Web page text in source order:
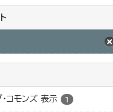
・コモンズ 表示 1